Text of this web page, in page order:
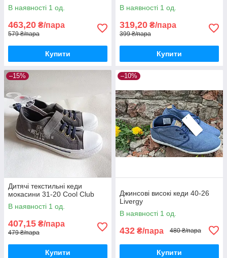
В наявності 1 од.
463,20 ₴/пара
579 ₴/пара
Купити
В наявності 1 од.
319,20 ₴/пара
399 ₴/пара
Купити
–15%
Дитячі текстильні кеди
мокасини 31-20 Cool Club
В наявності 1 од.
407,15 ₴/пара
479 ₴/пара
Купити
–10%
Джинсові високі кеди 40-26
Livergy
В наявності 1 од.
432 ₴/пара 480 ₴/пара
Купити